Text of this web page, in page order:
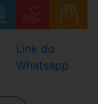
Link do
Whatsapp